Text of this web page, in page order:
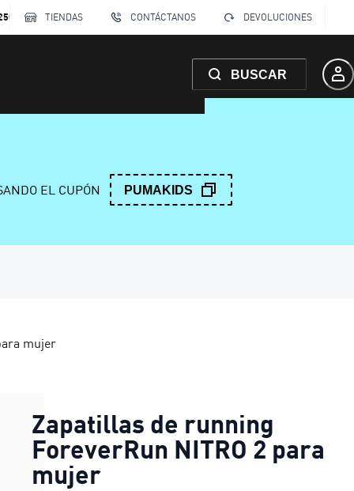
TIENDAS CONTÁCTANOS DEVOLUCIONES
BUSCAR
EL CUPÓN PUMAKIDS
mujer
Zapatillas de running
ForeverRun NITRO 2 para
mujer